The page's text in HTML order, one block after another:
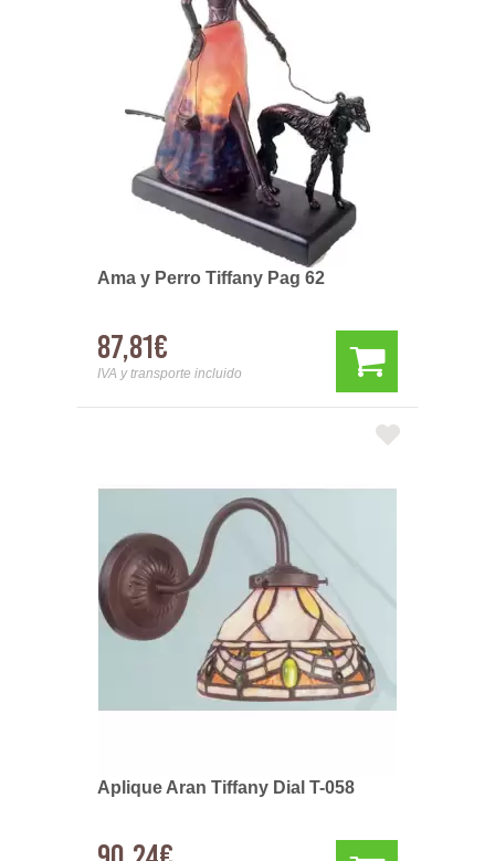
Ama y Perro Tiffany Pag 62
87,81€
IVA y transporte incluido
Aplique Aran Tiffany Dial T-058